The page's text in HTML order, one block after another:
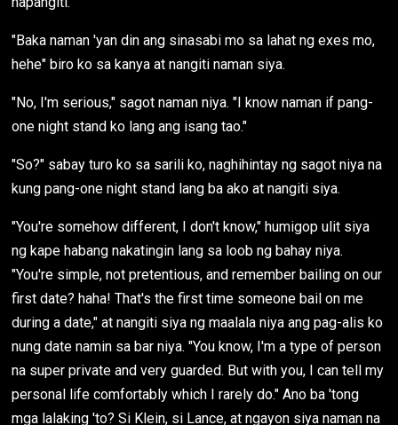
"Baka naman 'yan din ang sinasabi mo sa lahat ng exes mo,
hehe" biro ko sa kanya at nangiti naman siya.
"No, I'm serious," sagot naman niya. "I know naman if pang-
one night stand ko lang ang isang tao."
"So?" sabay turo ko sa sarili ko, naghihintay ng sagot niya na
kung pang-one night stand lang ba ako at nangiti siya.
"You're somehow different, I don't know," humigop ulit siya
ng kape habang nakatingin lang sa loob ng bahay niya.
"You're simple, not pretentious, and remember bailing on our
first date? haha! That's the first time someone bail on me
during a date," at nangiti siya ng maalala niya ang pag-alis ko
nung date namin sa bar niya. "You know, I'm a type of person
na super private and very guarded. But with you, I can tell my
personal life comfortably which I rarely do." Ano ba 'tong
mga lalaking 'to? Si Klein, si Lance, at ngayon siya naman na